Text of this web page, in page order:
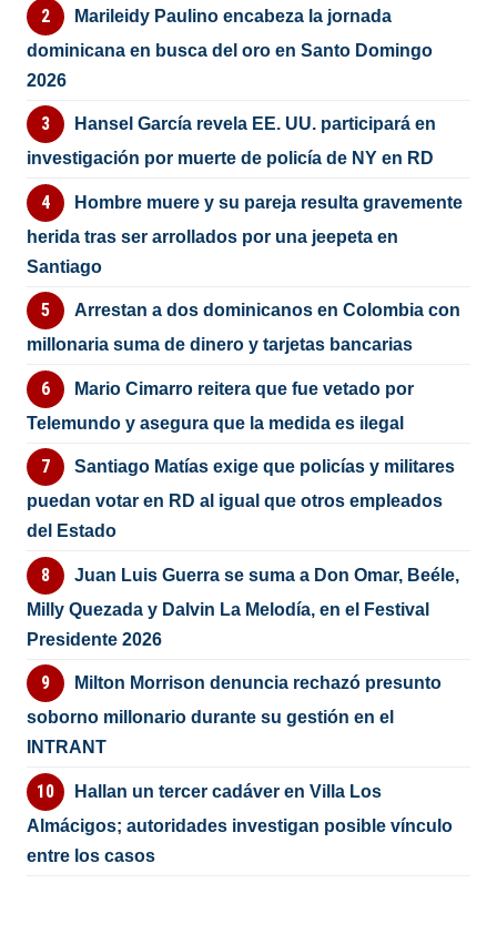
Marileidy Paulino encabeza la jornada
dominicana en busca del oro en Santo Domingo
2026
Hansel García revela EE. UU. participará en
investigación por muerte de policía de NY en RD
Hombre muere y su pareja resulta gravemente
herida tras ser arrollados por una jeepeta en
Santiago
Arrestan a dos dominicanos en Colombia con
millonaria suma de dinero y tarjetas bancarias
Mario Cimarro reitera que fue vetado por
Telemundo y asegura que la medida es ilegal
Santiago Matías exige que policías y militares
puedan votar en RD al igual que otros empleados
del Estado
Juan Luis Guerra se suma a Don Omar, Beéle,
Milly Quezada y Dalvin La Melodía, en el Festival
Presidente 2026
Milton Morrison denuncia rechazó presunto
soborno millonario durante su gestión en el
INTRANT
Hallan un tercer cadáver en Villa Los
Almácigos; autoridades investigan posible vínculo
entre los casos